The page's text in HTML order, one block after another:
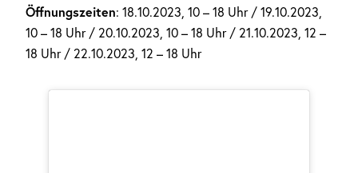
Öffnungszeiten: 18.10.2023, 10 – 18 Uhr / 19.10.2023,
10 – 18 Uhr / 20.10.2023, 10 – 18 Uhr / 21.10.2023, 12 –
18 Uhr / 22.10.2023, 12 – 18 Uhr